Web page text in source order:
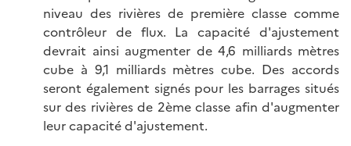
niveau des rivières de première classe comme
contrôleur de flux. La capacité d'ajustement
devrait ainsi augmenter de 4,6 milliards mètres
cube à 9,1 milliards mètres cube. Des accords
seront également signés pour les barrages situés
sur des rivières de 2ème classe afin d'augmenter
leur capacité d'ajustement.